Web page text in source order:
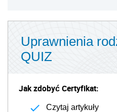
Uprawnienia
QUIZ
Jak zdobyć Certyfikat:
Czytaj artykuły